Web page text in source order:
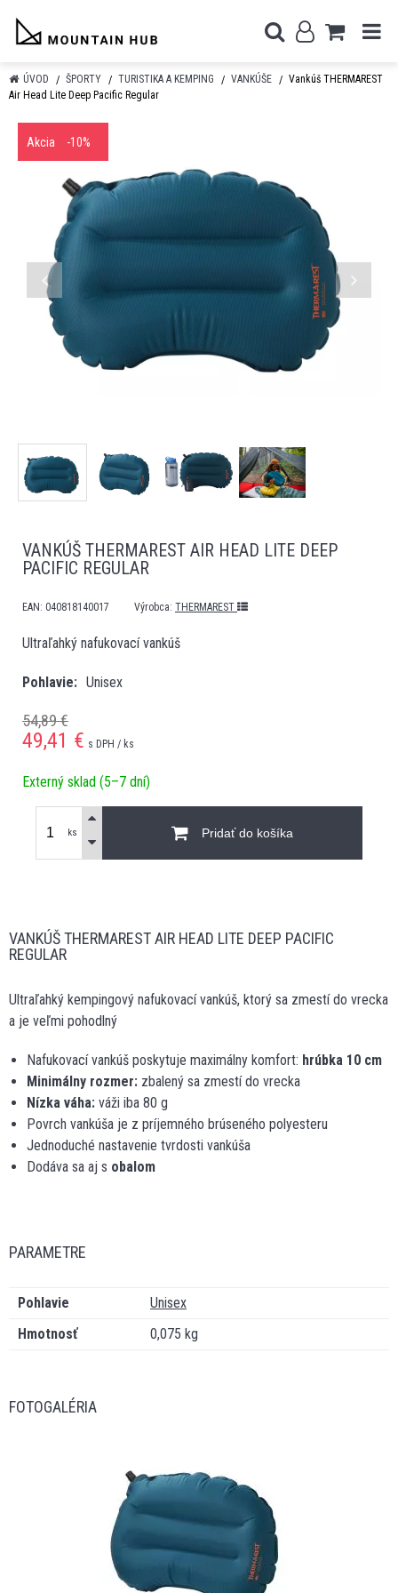
ÚVOD ŠPORTY TURISTIKA A KEMPING VANKÚŠE
Vankúš THERMAREST
Air Head Lite Deep Pacific Regular
Akcia -10%
VANKÚŠ THERMAREST AIR HEAD LITE DEEP
PACIFIC REGULAR
EAN: 040818140017 Výrobca: THERMAREST
Ultraľahký nafukovací vankúš
Pohlavie Unisex
54,89 €
49,41 € s DPH / ks
Externý sklad (5–7 dní)
ks Pridať do košíka
VANKÚŠ THERMAREST AIR HEAD LITE DEEP PACIFIC
REGULAR
Ultraľahký kempingový nafukovací vankúš, ktorý sa zmestí do vrecka
a je veľmi pohodlný
Nafukovací vankúš poskytuje maximálny komfort: hrúbka 10 cm
Minimálny rozmer: zbalený sa zmestí do vrecka
Nízka váha: váži iba 80 g
Povrch vankúša je z príjemného brúseného polyesteru
Jednoduché nastavenie tvrdosti vankúša
Dodáva sa aj s obalom
PARAMETRE
Pohlavie
Unisex
Hmotnosť
0,075 kg
FOTOGALÉRIA